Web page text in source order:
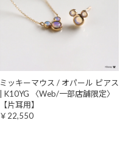
ミッキーマウス / オパール ピアス
| K10YG 〈Web/一部店舗限定〉
【片耳用】
￥22,550